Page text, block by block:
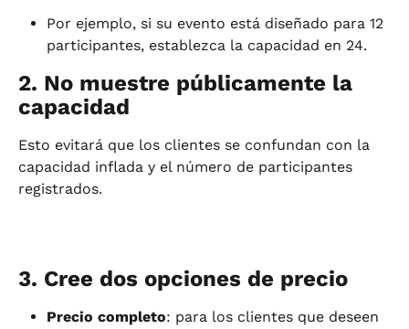
Por ejemplo, si su evento está diseñado para 12
participantes, establezca la capacidad en 24.
2. No muestre públicamente la
capacidad
Esto evitará que los clientes se confundan con la
capacidad inflada y el número de participantes
registrados.
3. Cree dos opciones de precio
Precio completo: para los clientes que deseen